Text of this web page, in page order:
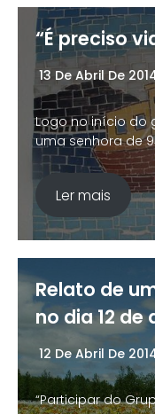
“É preciso
13 De Abril De
Logo no início do
uma senhora de
Ler mais
Relato de
no dia 12 de
12 De Abril De
“Participar do